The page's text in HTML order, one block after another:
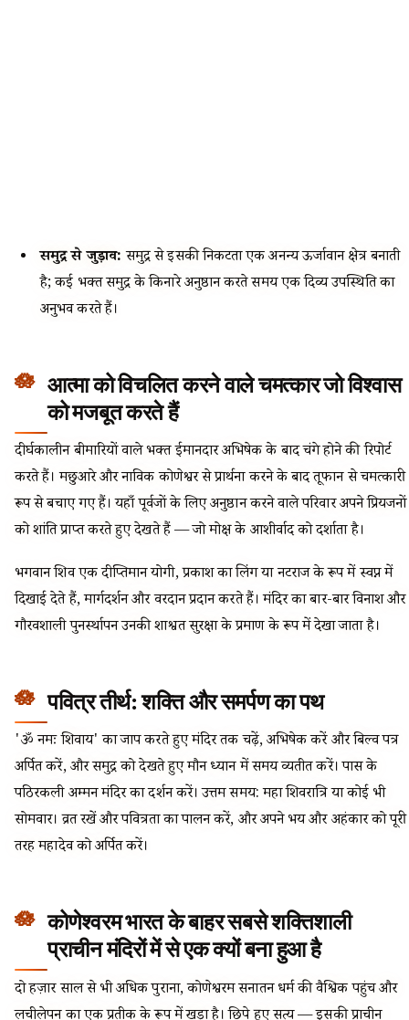
समुद्र से जुड़ाव:समुद्र से इसकी निकटता एक अनन्य ऊर्जावान क्षेत्र बनाती
है; कई भक्त समुद्र के किनारे अनुष्ठान करते समय एक दिव्य उपस्थिति का
अनुभव करते हैं।
आत्मा को विचलित करने वाले चमत्कार जो विश्वास
को मजबूत करते हैं
दीर्घकालीन बीमारियों वाले भक्त ईमानदार अभिषेक के बाद चंगे होने की रिपोर्ट
करते हैं। मछुआरे और नाविक कोणेश्वर से प्रार्थना करने के बाद तूफान से चमत्कारी
रूप से बचाए गए हैं। यहाँ पूर्वजों के लिए अनुष्ठान करने वाले परिवार अपने प्रियजनों
को शांति प्राप्त करते हुए देखते हैं — जो मोक्ष के आशीर्वाद को दर्शाता है।
भगवान शिव एक दीप्तिमान योगी, प्रकाश का लिंग या नटराज के रूप में स्वप्न में
दिखाई देते हैं, मार्गदर्शन और वरदान प्रदान करते हैं। मंदिर का बार-बार विनाश और
गौरवशाली पुनर्स्थापन उनकी शाश्वत सुरक्षा के प्रमाण के रूप में देखा जाता है।
पवित्र तीर्थ: शक्ति और समर्पण का पथ
'ॐ नमः शिवाय' का जाप करते हुए मंदिर तक चढ़ें, अभिषेक करें और बिल्व पत्र
अर्पित करें, और समुद्र को देखते हुए मौन ध्यान में समय व्यतीत करें। पास के
पठिरकली अम्मन मंदिर का दर्शन करें। उत्तम समय: महा शिवरात्रि या कोई भी
सोमवार। व्रत रखें और पवित्रता का पालन करें, और अपने भय और अहंकार को पूरी
तरह महादेव को अर्पित करें।
कोणेश्वरम भारत के बाहर सबसे शक्तिशाली
प्राचीन मंदिरों में से एक क्यों बना हुआ है
दो हज़ार साल से भी अधिक पुराना, कोणेश्वरम सनातन धर्म की वैश्विक पहुंच और